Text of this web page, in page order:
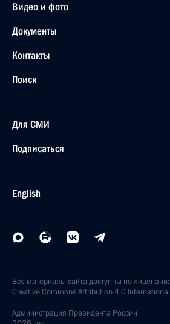
Видео и фото
Документы
Контакты
Поиск
Для СМИ
Подписаться
English
Все материалы сайта доступны по лицензии:
Creative Commons Attribution 4.0 International
Администрация Президента России